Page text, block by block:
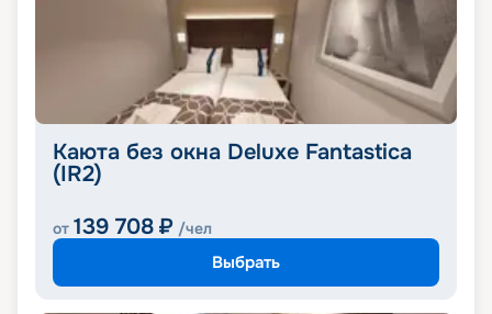
Каюта без окна Deluxe Fantastica
(IR2)
от 139 708 ₽ /чел
Выбрать